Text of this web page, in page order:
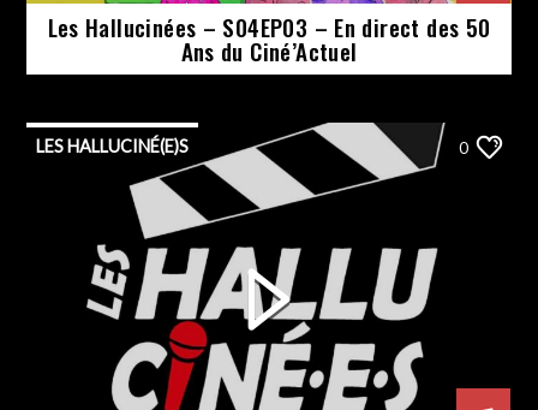
Les Hallucinées – S04EP03 – En direct des 50
Ans du Ciné’Actuel
LES HALLUCINÉ(E)S 0